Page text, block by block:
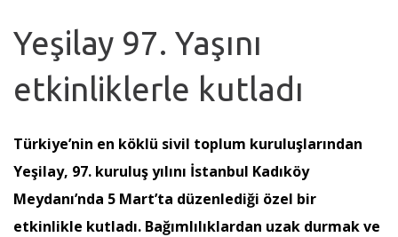
Yeşilay 97. Yaşını
etkinliklerle kutladı
Türkiye’nin en köklü sivil toplum kuruluşlarından
Yeşilay, 97. kuruluş yılını İstanbul Kadıköy
Meydanı’nda 5 Mart’ta düzenlediği özel bir
etkinlikle kutladı. Bağımlılıklardan uzak durmak ve